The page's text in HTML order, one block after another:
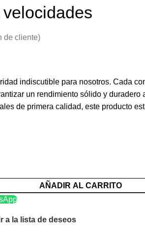
de cliente)
indiscutible para nosotros. Cada
un rendimiento sólido y duradero
de primera calidad, este producto
AÑADIR AL CARRITO
a la lista de deseos